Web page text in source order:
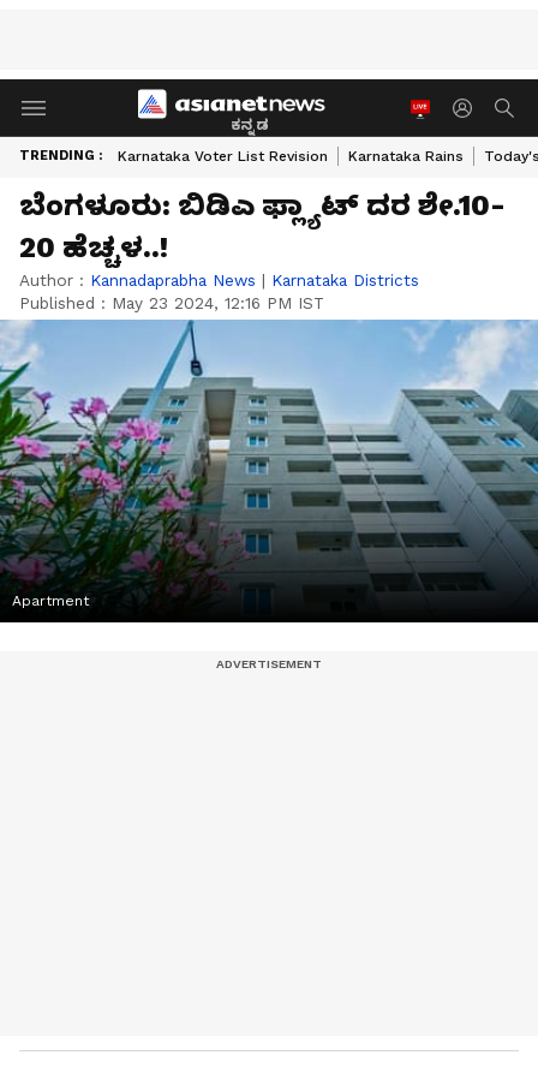
ಕನ್ನಡ
TRENDING : Karnataka Voter List Revision Karnataka Rains
ಬೆಂಗಳೂರು: ಬಿಡಿಎ ಫ್ಲ್ಯಾಟ್‌ ದರ ಶೇ.10-
20 ಹೆಚ್ಚಳ..!
Author : Kannadaprabha News | Karnataka Districts
Published : May 23 2024, 12:16 PM IST
Apartment